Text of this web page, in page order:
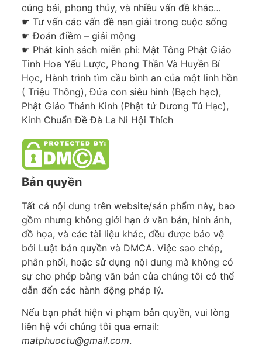
cúng bái, phong thủy, và nhiều vấn đề khác…
☛ Tư vấn các vấn đề nan giải trong cuộc sống
☛ Đoán điềm – giải mộng
☛ Phát kinh sách miễn phí: Mật Tông Phật Giáo
Tinh Hoa Yếu Lược, Phong Thần Và Huyền Bí
Học, Hành trình tìm cầu bình an của một linh hồn
( Triệu Thông), Đứa con siêu hình (Bạch hạc),
Phật Giáo Thánh Kinh (Phật tử Dương Tú Hạc),
Kinh Chuẩn Đề Đà La Ni Hội Thích
Bản quyền
Tất cả nội dung trên website/sản phẩm này, bao
gồm nhưng không giới hạn ở văn bản, hình ảnh,
đồ họa, và các tài liệu khác, đều được bảo vệ
bởi Luật bản quyền và DMCA. Việc sao chép,
phân phối, hoặc sử dụng nội dung mà không có
sự cho phép bằng văn bản của chúng tôi có thể
dẫn đến các hành động pháp lý.
Nếu bạn phát hiện vi phạm bản quyền, vui lòng
liên hệ với chúng tôi qua email:
matphuoctu@gmail.com.